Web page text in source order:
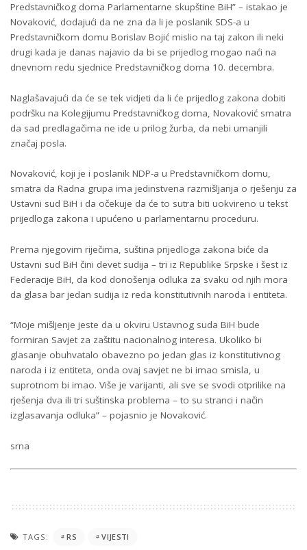
Predstavničkog doma Parlamentarne skupštine BiH” – istakao je
Novaković, dodajući da ne zna da li je poslanik SDS-a u
Predstavničkom domu Borislav Bojić mislio na taj zakon ili neki
drugi kada je danas najavio da bi se prijedlog mogao naći na
dnevnom redu sjednice Predstavničkog doma 10. decembra.
Naglašavajući da će se tek vidjeti da li će prijedlog zakona dobiti
podršku na Kolegijumu Predstavničkog doma, Novaković smatra
da sad predlagačima ne ide u prilog žurba, da nebi umanjili
značaj posla.
Novaković, koji je i poslanik NDP-a u Predstavničkom domu,
smatra da Radna grupa ima jedinstvena razmišljanja o rješenju za
Ustavni sud BiH i da očekuje da će to sutra biti uokvireno u tekst
prijedloga zakona i upućeno u parlamentarnu proceduru.
Prema njegovim riječima, suština prijedloga zakona biće da
Ustavni sud BiH čini devet sudija – tri iz Republike Srpske i šest iz
Federacije BiH, da kod donošenja odluka za svaku od njih mora
da glasa bar jedan sudija iz reda konstitutivnih naroda i entiteta.
“Moje mišljenje jeste da u okviru Ustavnog suda BiH bude
formiran Savjet za zaštitu nacionalnog interesa. Ukoliko bi
glasanje obuhvatalo obavezno po jedan glas iz konstitutivnog
naroda i iz entiteta, onda ovaj savjet ne bi imao smisla, u
suprotnom bi imao. Više je varijanti, ali sve se svodi otprilike na
rješenja dva ili tri suštinska problema – to su stranci i način
izglasavanja odluka” – pojasnio je Novaković.
srna
TAGS: RS VIJESTI